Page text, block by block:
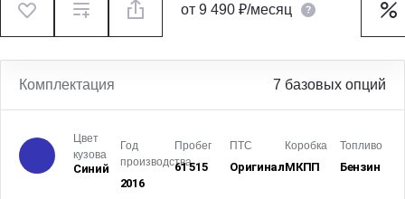
от 9 490 ₽/месяц
Комплектация 7 базовых опций
Цвет
кузова
Синий
Год
производства
2016
Пробег
61 515
ПТС
Оригинал
Коробка
МКПП
Топливо
Бензин